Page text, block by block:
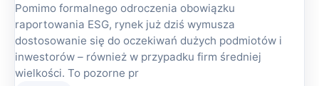
Pomimo formalnego odroczenia obowiązku
raportowania ESG, rynek już dziś wymusza
dostosowanie się do oczekiwań dużych podmiotów i
inwestorów – również w przypadku firm średniej
wielkości. To pozorne pr